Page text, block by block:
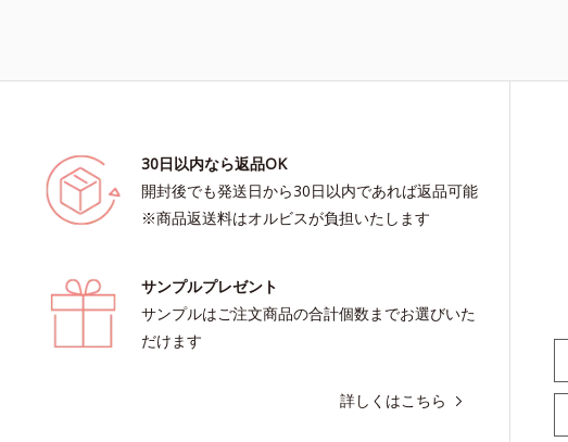
30日以内なら返品OK
開封後でも発送日から30日以内であれば返品可能
※商品返送料はオルビスが負担いたします
サンプルプレゼント
サンプルはご注文商品の合計個数までお選びいた
だけます
詳しくはこちら